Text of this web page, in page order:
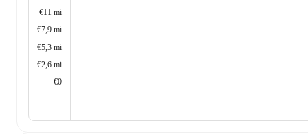
€11 mi
€7,9 mi
€5,3 mi
€2,6 mi
€0